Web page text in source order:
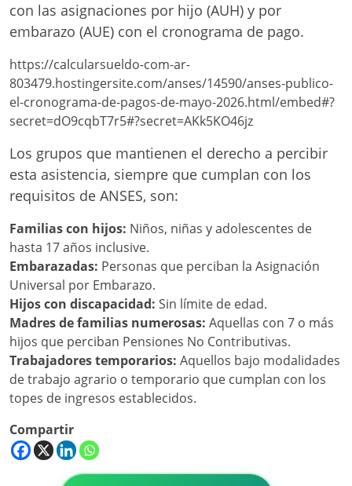
con las asignaciones por hijo (AUH) y por
embarazo (AUE) con el cronograma de pago.
https://calcularsueldo-com-ar-
803479.hostingersite.com/anses/14590/anses-publico-
el-cronograma-de-pagos-de-mayo-2026.html/embed#?
secret=dO9cqbT7r5#?secret=AKk5KO46jz
Los grupos que mantienen el derecho a percibir
esta asistencia, siempre que cumplan con los
requisitos de ANSES, son:
Familias con hijos: Niños, niñas y adolescentes de
hasta 17 años inclusive.
Embarazadas: Personas que perciban la Asignación
Universal por Embarazo.
Hijos con discapacidad: Sin límite de edad.
Madres de familias numerosas: Aquellas con 7 o más
hijos que perciban Pensiones No Contributivas.
Trabajadores temporarios: Aquellos bajo modalidades
de trabajo agrario o temporario que cumplan con los
topes de ingresos establecidos.
Compartir